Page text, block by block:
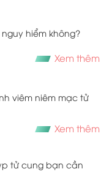
hiểm không?
Xem thêm
viêm niêm mạc tử
Xem thêm
tử cung bạn cần